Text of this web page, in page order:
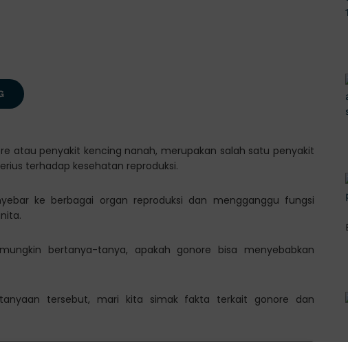
atau penyakit kencing nanah, merupakan salah satu penyakit
terhadap kesehatan reproduksi.
ke berbagai organ reproduksi dan mengganggu fungsi
bertanya-tanya, apakah gonore bisa menyebabkan
tersebut, mari kita simak fakta terkait gonore dan